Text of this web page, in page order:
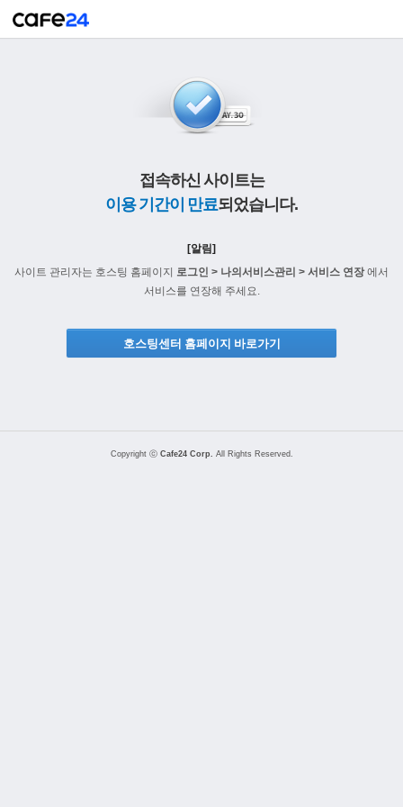
접속하신 사이트는
이용 기간이 만료되었습니다.
[알림]
사이트 관리자는 호스팅 홈페이지 로그인 > 나의서비스관리 > 서비스 연장에서
서비스를 연장해 주세요.
호스팅센터 홈페이지 바로가기
Copyright ⓒ Cafe24 Corp. All Rights Reserved.